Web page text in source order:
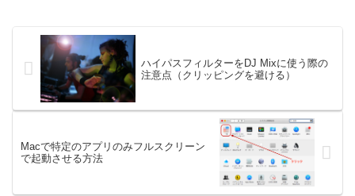
ハイパスフィルターをDJ Mixに使う際の
注意点（クリッピングを避ける）
Macで特定のアプリのみフルスクリーン
で起動させる方法